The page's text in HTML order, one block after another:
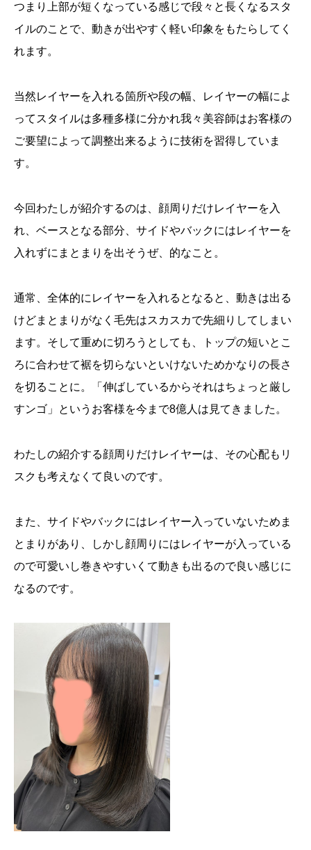
つまり上部が短くなっている感じで段々と長くなるスタ
イルのことで、動きが出やすく軽い印象をもたらしてく
れます。
当然レイヤーを入れる箇所や段の幅、レイヤーの幅によ
ってスタイルは多種多様に分かれ我々美容師はお客様の
ご要望によって調整出来るように技術を習得していま
す。
今回わたしが紹介するのは、顔周りだけレイヤーを入
れ、ベースとなる部分、サイドやバックにはレイヤーを
入れずにまとまりを出そうぜ、的なこと。
通常、全体的にレイヤーを入れるとなると、動きは出る
けどまとまりがなく毛先はスカスカで先細りしてしまい
ます。そして重めに切ろうとしても、トップの短いとこ
ろに合わせて裾を切らないといけないためかなりの長さ
を切ることに。「伸ばしているからそれはちょっと厳し
すンゴ」というお客様を今まで8億人は見てきました。
わたしの紹介する顔周りだけレイヤーは、その心配もリ
スクも考えなくて良いのです。
また、サイドやバックにはレイヤー入っていないためま
とまりがあり、しかし顔周りにはレイヤーが入っている
ので可愛いし巻きやすいくて動きも出るので良い感じに
なるのです。